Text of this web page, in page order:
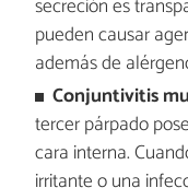
secreción es
pueden causar
además de
Conjuntivitis
tercer párpado
cara interna.